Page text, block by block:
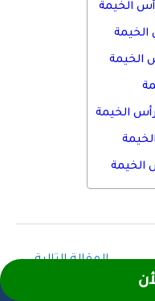
الخيمة
الخيمة
الخيمة
الخيمة
المقالة التالية←